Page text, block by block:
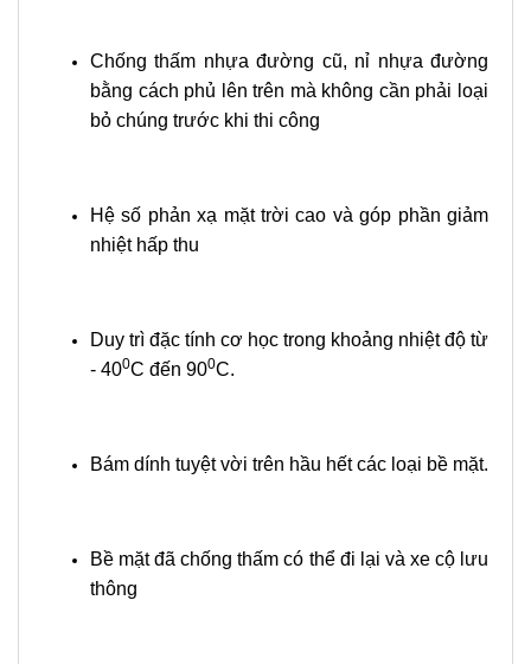
Chống thấm nhựa đường cũ, nỉ nhựa đường
bằng cách phủ lên trên mà không cần phải loại
bỏ chúng trước khi thi công
Hệ số phản xạ mặt trời cao và góp phần giảm
nhiệt hấp thu
Duy trì đặc tính cơ học trong khoảng nhiệt độ từ
- 400C đến 900C.
Bám dính tuyệt vời trên hầu hết các loại bề mặt.
Bề mặt đã chống thấm có thể đi lại và xe cộ lưu
thông